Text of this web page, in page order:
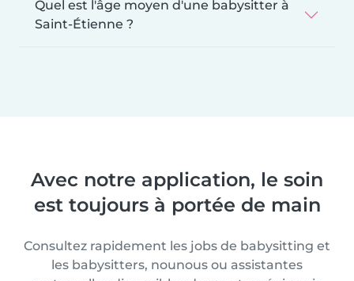
Quel est l'âge moyen d'une babysitter à
Saint-Étienne ?
Avec notre application, le soin
est toujours à portée de main
Consultez rapidement les jobs de babysitting et
les babysitters, nounous ou assistantes